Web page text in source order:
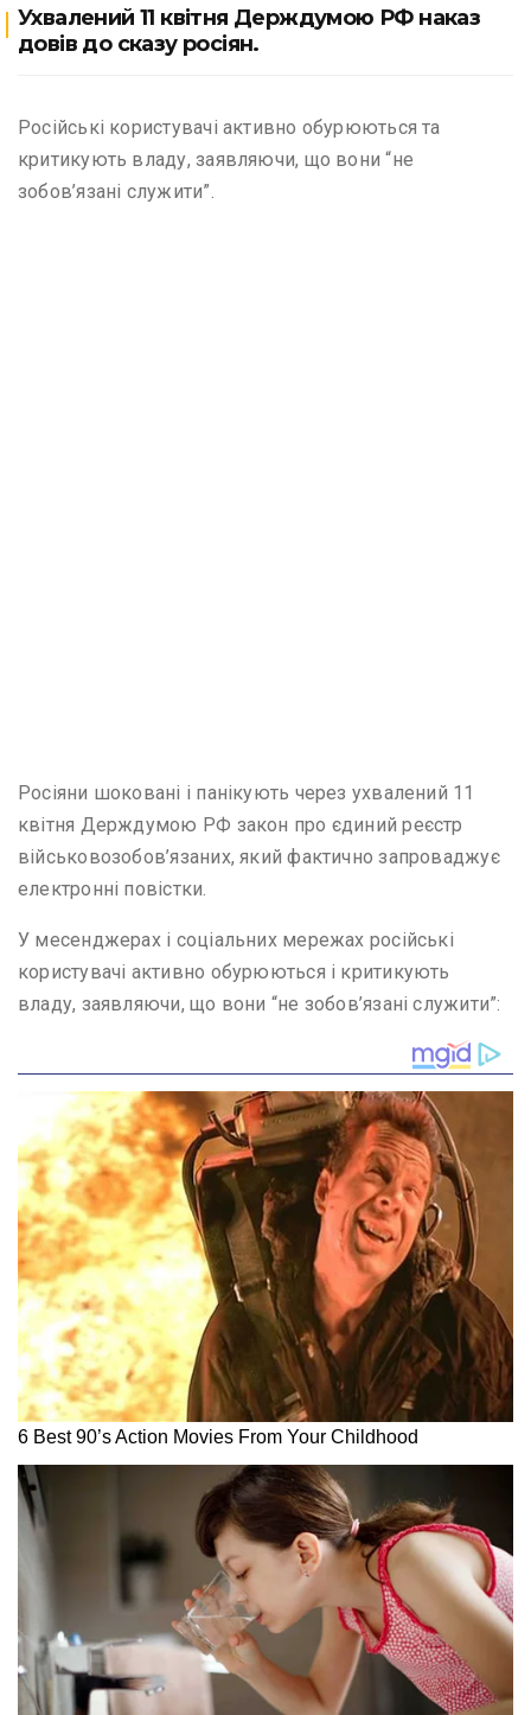
Ухвалений 11 квітня Держдумою РФ наказ
довів до сказу росіян.
Російські користувачі активно обурюються та
критикують владу, заявляючи, що вони “не
зобов’язані служити”.
Росіяни шоковані і панікують через ухвалений 11
квітня Держдумою РФ закон про єдиний реєстр
військовозобов’язаних, який фактично запроваджує
електронні повістки.
У месенджерах і соціальних мережах російські
користувачі активно обурюються і критикують
владу, заявляючи, що вони “не зобов’язані служити”: